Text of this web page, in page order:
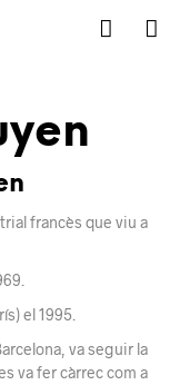
francès que viu a
el 1995.
​​va seguir la
va fer càrrec com a